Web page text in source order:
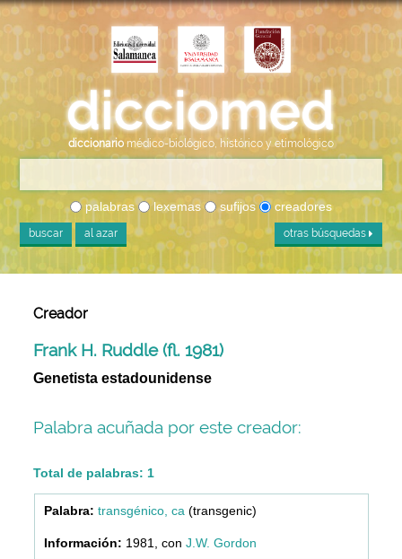
diccionario médico-biológico, histórico y etimológico
palabras lexemas sufijos creadores
buscar al azar otras búsquedas
Creador
Frank H. Ruddle (fl. 1981)
Genetista estadounidense
Palabra acuñada por este creador:
Total de palabras: 1
transgénico, ca (transgenic)
1981, con J.W. Gordon